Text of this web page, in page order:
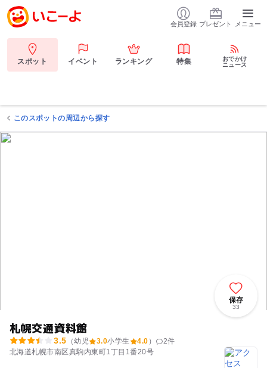
会員登録 プレゼント メニュー
スポット イベント ランキング 特集
おでかけ
ニュース
このスポットの周辺から探す
札幌交通資料館
3.5 （幼児 3.0小学生 4.0 ） 2件
北海道札幌市南区真駒内東町1丁目1番20号
保存
33